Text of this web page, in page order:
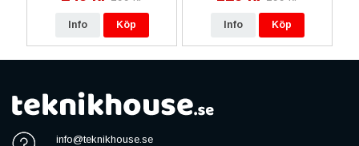
Info Köp Info Köp
info@teknikhouse.se